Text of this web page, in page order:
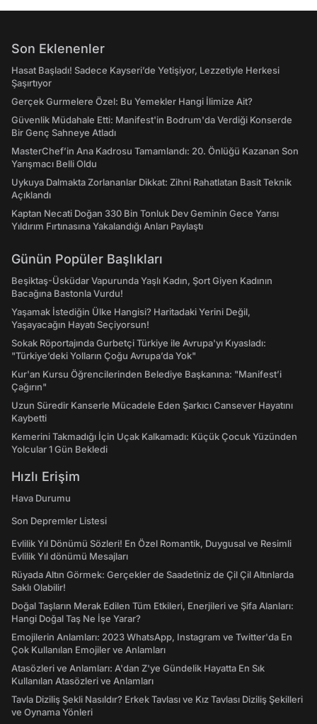
Son Eklenenler
Hasat Başladı! Sadece Kayseri’de Yetişiyor, Lezzetiyle Herkesi
Şaşırtıyor
Gerçek Gurmelere Özel: Bu Yemekler Hangi İlimize Ait?
Güvenlik Müdahale Etti: Manifest'in Bodrum'da Verdiği Konserde
Bir Genç Sahneye Atladı
MasterChef’in Ana Kadrosu Tamamlandı: 20. Önlüğü Kazanan Son
Yarışmacı Belli Oldu
Uykuya Dalmakta Zorlananlar Dikkat: Zihni Rahatlatan Basit Teknik
Açıklandı
Kaptan Necati Doğan 330 Bin Tonluk Dev Geminin Gece Yarısı
Yıldırım Fırtınasına Yakalandığı Anları Paylaştı
Günün Popüler Başlıkları
Beşiktaş-Üsküdar Vapurunda Yaşlı Kadın, Şort Giyen Kadının
Bacağına Bastonla Vurdu!
Yaşamak İstediğin Ülke Hangisi? Haritadaki Yerini Değil,
Yaşayacağın Hayatı Seçiyorsun!
Sokak Röportajında Gurbetçi Türkiye ile Avrupa'yı Kıyasladı:
"Türkiye’deki Yolların Çoğu Avrupa’da Yok"
Kur'an Kursu Öğrencilerinden Belediye Başkanına: "Manifest’i
Çağırın"
Uzun Süredir Kanserle Mücadele Eden Şarkıcı Cansever Hayatını
Kaybetti
Kemerini Takmadığı İçin Uçak Kalkamadı: Küçük Çocuk Yüzünden
Yolcular 1 Gün Bekledi
Hızlı Erişim
Hava Durumu
Son Depremler Listesi
Evlilik Yıl Dönümü Sözleri! En Özel Romantik, Duygusal ve Resimli
Evlilik Yıl dönümü Mesajları
Rüyada Altın Görmek: Gerçekler de Saadetiniz de Çil Çil Altınlarda
Saklı Olabilir!
Doğal Taşların Merak Edilen Tüm Etkileri, Enerjileri ve Şifa Alanları:
Hangi Doğal Taş Ne İşe Yarar?
Emojilerin Anlamları: 2023 WhatsApp, Instagram ve Twitter'da En
Çok Kullanılan Emojiler ve Anlamları
Atasözleri ve Anlamları: A'dan Z'ye Gündelik Hayatta En Sık
Kullanılan Atasözleri ve Anlamları
Tavla Diziliş Şekli Nasıldır? Erkek Tavlası ve Kız Tavlası Diziliş Şekilleri
ve Oynama Yönleri